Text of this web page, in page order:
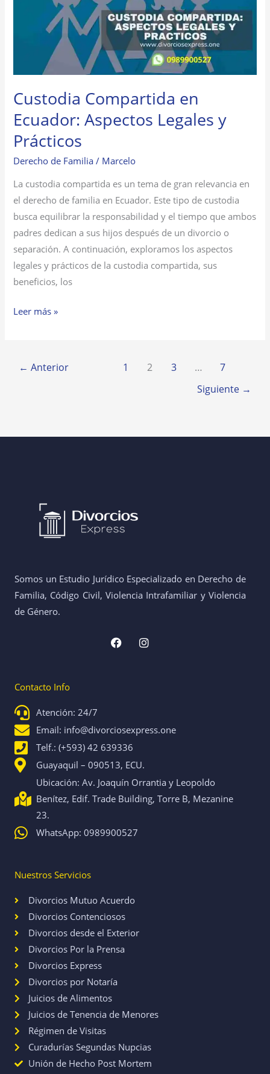
Custodia Compartida en
Ecuador: Aspectos Legales y
Prácticos
Derecho de Familia / Marcelo
La custodia compartida es un tema de gran relevancia en
el derecho de familia en Ecuador. Este tipo de custodia
busca equilibrar la responsabilidad y el tiempo que ambos
padres dedican a sus hijos después de un divorcio o
separación. A continuación, exploramos los aspectos
legales y prácticos de la custodia compartida, sus
beneficios, los
Prácticos
Leer más »
← Anterior 1 2 3 …
7
Siguiente →
Somos un Estudio Jurídico Especializado en Derecho de
Familia, Código Civil, Violencia Intrafamiliar y Violencia
de Género.
F
a
I
n
Contacto Info
Atención: 24/7
Email: info@divorciosexpress.one
Telf.: (+593) 42 639336
Guayaquil – 090513, ECU.
Ubicación: Av. Joaquín Orrantia y Leopoldo
Benítez, Edif. Trade Building, Torre B, Mezanine
23.
WhatsApp: 0989900527
Nuestros Servicios
Divorcios Mutuo Acuerdo
Divorcios Contenciosos
Divorcios desde el Exterior
Divorcios Por la Prensa
Divorcios Express
Divorcios por Notaría
Juicios de Alimentos
Juicios de Tenencia de Menores
Régimen de Visitas
Curadurías Segundas Nupcias
Unión de Hecho Post Mortem